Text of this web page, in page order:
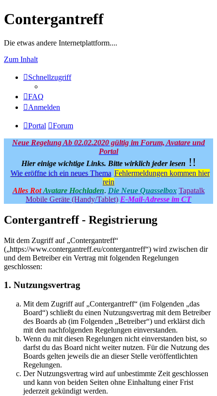
Contergantreff
Die etwas andere Internetplattform....
Zum Inhalt
Schnellzugriff
FAQ
Anmelden
Portal Forum
Neue Regelung Ab 02.02.2020 gültig im Forum, Avatare und
Portal
Hier einige wichtige Links. Bitte wirklich jeder lesen !!
Wie eröffne ich ein neues Thema Fehlermeldungen kommen hier
rein
Alles Rot Avatare Hochladen. Die Neue Quasselbox Tapatalk
Mobile Geräte (Handy/Tablet) E-Mail-Adresse im CT
Contergantreff - Registrierung
Mit dem Zugriff auf „Contergantreff“
(„https://www.contergantreff.eu/contergantreff“) wird zwischen dir
und dem Betreiber ein Vertrag mit folgenden Regelungen
geschlossen:
1. Nutzungsvertrag
Mit dem Zugriff auf „Contergantreff“ (im Folgenden „das
Board“) schließt du einen Nutzungsvertrag mit dem Betreiber
des Boards ab (im Folgenden „Betreiber“) und erklärst dich
mit den nachfolgenden Regelungen einverstanden.
Wenn du mit diesen Regelungen nicht einverstanden bist, so
darfst du das Board nicht weiter nutzen. Für die Nutzung des
Boards gelten jeweils die an dieser Stelle veröffentlichten
Regelungen.
Der Nutzungsvertrag wird auf unbestimmte Zeit geschlossen
und kann von beiden Seiten ohne Einhaltung einer Frist
jederzeit gekündigt werden.